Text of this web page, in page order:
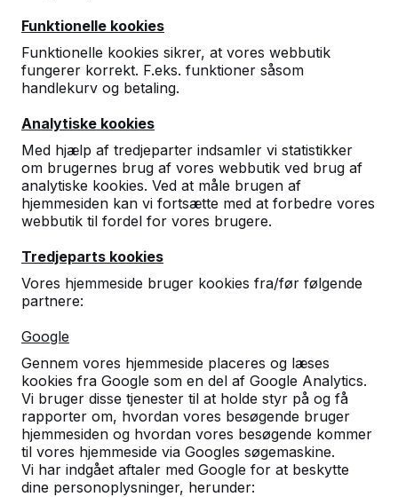
Funktionelle kookies
Funktionelle kookies sikrer, at vores webbutik
fungerer korrekt. F.eks. funktioner såsom
handlekurv og betaling.
Analytiske kookies
Med hjælp af tredjeparter indsamler vi statistikker
om brugernes brug af vores webbutik ved brug af
analytiske kookies. Ved at måle brugen af
hjemmesiden kan vi fortsætte med at forbedre vores
webbutik til fordel for vores brugere.
Tredjeparts kookies
Vores hjemmeside bruger kookies fra/før følgende
partnere:
Google
Gennem vores hjemmeside placeres og læses
kookies fra Google som en del af Google Analytics.
Vi bruger disse tjenester til at holde styr på og få
rapporter om, hvordan vores besøgende bruger
hjemmesiden og hvordan vores besøgende kommer
til vores hjemmeside via Googles søgemaskine.
Vi har indgået aftaler med Google for at beskytte
dine personoplysninger, herunder:
Standard Betonbænk
DKK 8.800,00 ekskl. moms
Vælg en variant:
Se produkt